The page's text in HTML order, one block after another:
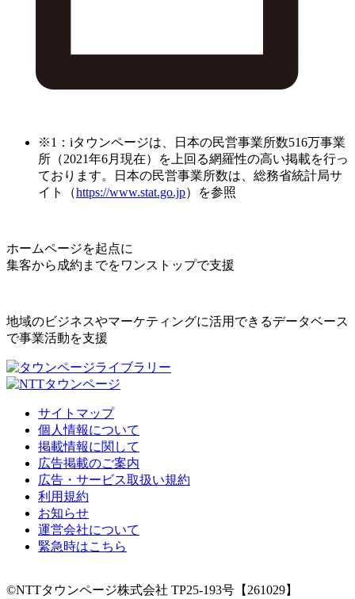
※1：iタウンページは、日本の民営事業所数516万事業
所（2021年6月現在）を上回る網羅性の高い掲載を行っ
ております。日本の民営事業所数は、総務省統計局サ
イト（https://www.stat.go.jp）を参照
ホームページを起点に
集客から成約までをワンストップで支援
地域のビジネスやマーケティングに活用できるデータベース
で事業活動を支援
サイトマップ
個人情報について
掲載情報に関して
広告掲載のご案内
広告・サービス取扱い規約
利用規約
お知らせ
運営会社について
緊急時はこちら
©NTTタウンページ株式会社 TP25-193号【261029】